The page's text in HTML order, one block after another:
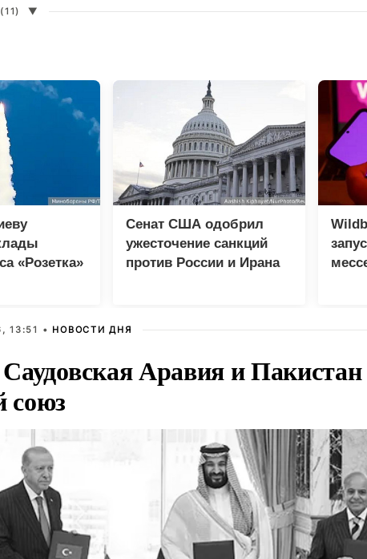
▼
«Розетка»
Сенат США одобрил
ужесточение санкций
против России и Ирана
13:51 • НОВОСТИ ДНЯ
Аравия и Пакистан
союз